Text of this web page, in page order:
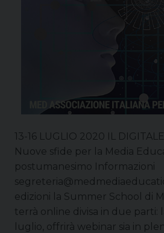
13-16 LUGLIO 2020 IL
Nuove sfide per la Media
postumanesimo Informazioni
edizioni la Summer School di
terrà online divisa in due parti:
luglio, offrirà webinar sia in